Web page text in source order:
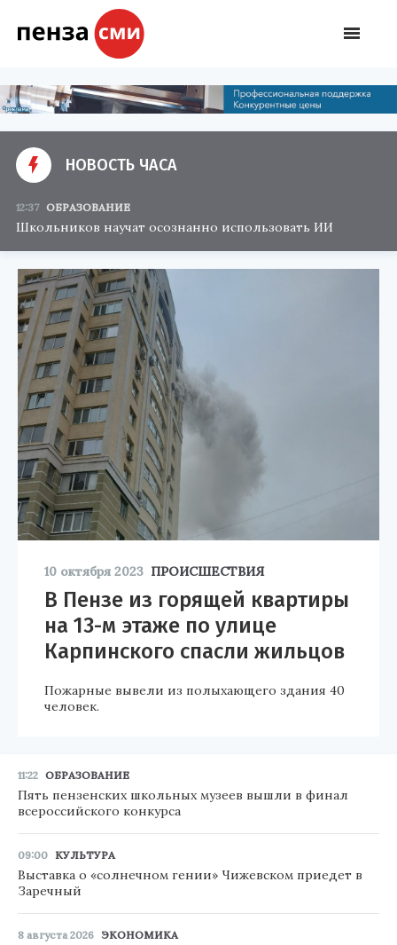
НОВОСТЬ ЧАСА
12:37 ОБРАЗОВАНИЕ
Школьников научат осознанно использовать ИИ
10 октября 2023 ПРОИСШЕСТВИЯ
В Пензе из горящей квартиры
на 13-м этаже по улице
Карпинского спасли жильцов
Пожарные вывели из полыхающего здания 40
человек.
11:22 ОБРАЗОВАНИЕ
Пять пензенских школьных музеев вышли в финал
всероссийского конкурса
09:00 КУЛЬТУРА
Выставка о «солнечном гении» Чижевском приедет в
Заречный
8 августа 2026 ЭКОНОМИКА